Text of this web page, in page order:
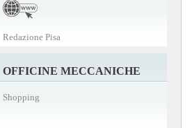
Redazione Pisa
OFFICINE MECCANICHE
Shopping